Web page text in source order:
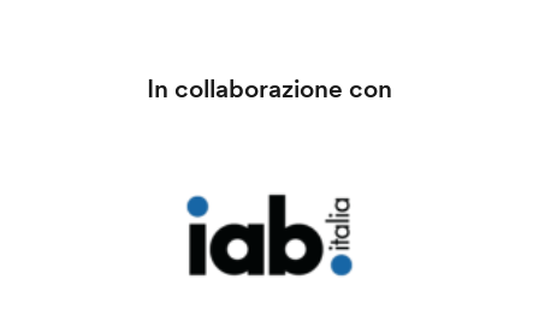
In collaborazione con